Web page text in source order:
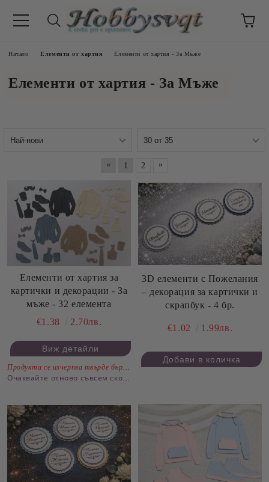
Начало Елементи от хартия Елементи от хартия - За Мъже
Елементи от хартия - За Мъже
« 1 2 »
Елементи от хартия за
картички и декорации - За
мъже - 32 елемента
€1.38
2.70лв.
Виж детайли
Продукта се изчерпва твърде бързо.
Очаквайте отново съвсем скоро
3D елементи с Пожелания
– декорация за картички и
скрапбук - 4 бр.
€1.02 1.99лв.